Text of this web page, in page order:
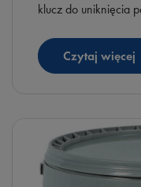
klucz do uniknięcia
renowacyjny.
Czytaj więcej